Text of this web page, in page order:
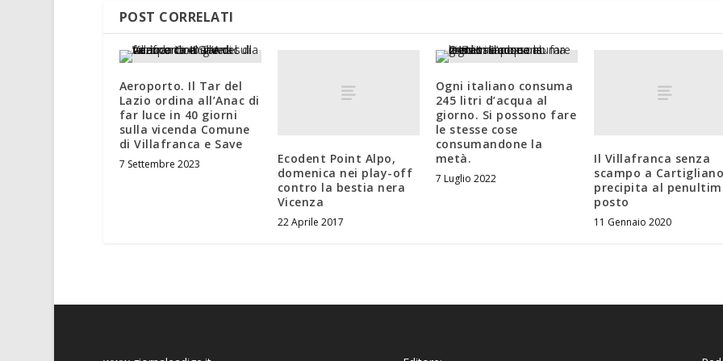
POST CORRELATI
Aeroporto. Il Tar del
Lazio ordina all’Anac di
far luce in 40 giorni
sulla vicenda Comune
di Villafranca e Save
7 Settembre 2023
Ecodent Point Alpo,
domenica nei play-off
contro la bestia nera
Vicenza
22 Aprile 2017
Ogni italiano consuma
245 litri d’acqua al
giorno. Si possono fare
le stesse cose
consumandone la
metà.
7 Luglio 2022
Il Villafranca senza
scampo a
precipita al
posto
11 Gennaio 2020